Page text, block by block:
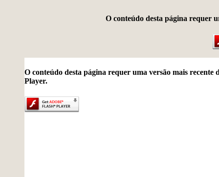
O conteúdo desta página requer
O conteúdo desta página requer uma versão mais recente
Player.